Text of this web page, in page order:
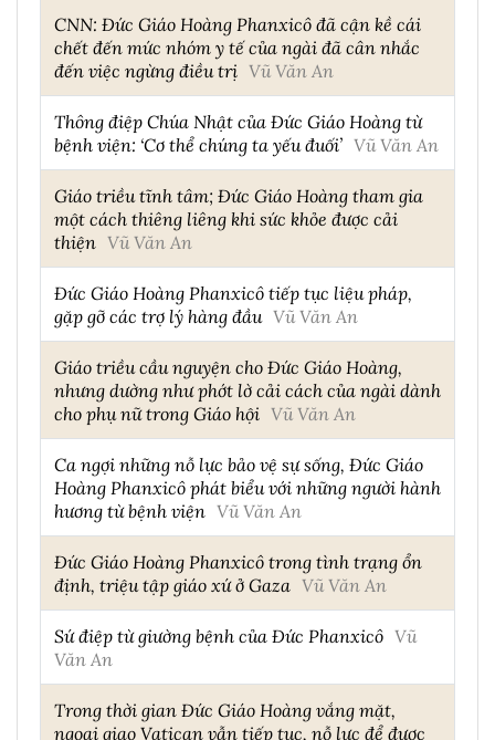
CNN: Đức Giáo Hoàng Phanxicô đã cận kề cái
chết đến mức nhóm y tế của ngài đã cân nhắc
đến việc ngừng điều trị Vũ Văn An
Thông điệp Chúa Nhật của Đức Giáo Hoàng từ
bệnh viện: ‘Cơ thể chúng ta yếu đuối’ Vũ Văn An
Giáo triều tĩnh tâm; Đức Giáo Hoàng tham gia
một cách thiêng liêng khi sức khỏe được cải
thiện Vũ Văn An
Đức Giáo Hoàng Phanxicô tiếp tục liệu pháp,
gặp gỡ các trợ lý hàng đầu Vũ Văn An
Giáo triều cầu nguyện cho Đức Giáo Hoàng,
nhưng dường như phớt lờ cải cách của ngài dành
cho phụ nữ trong Giáo hội Vũ Văn An
Ca ngợi những nỗ lực bảo vệ sự sống, Đức Giáo
Hoàng Phanxicô phát biểu với những người hành
hương từ bệnh viện Vũ Văn An
Đức Giáo Hoàng Phanxicô trong tình trạng ổn
định, triệu tập giáo xứ ở Gaza Vũ Văn An
Sứ điệp từ giường bệnh của Đức Phanxicô Vũ
Văn An
Trong thời gian Đức Giáo Hoàng vắng mặt,
ngoại giao Vatican vẫn tiếp tục, nỗ lực để được